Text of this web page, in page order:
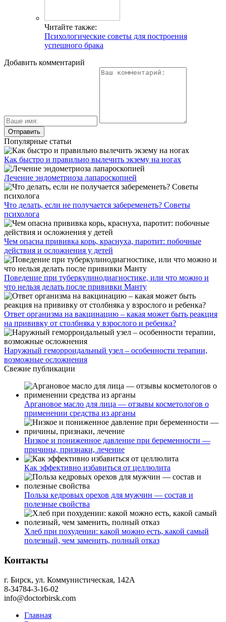
Читайте также:
Психологические советы для построения
успешного брака
Добавить комментарий
Популярные статьи
Как быстро и правильно вылечить экзему на ногах
Лечение эндометриоза лапароскопией
Что делать, если не получается забеременеть? Советы
психолога
Чем опасна прививка корь, краснуха, паротит: побочные
действия и осложнения у детей
Поведение при туберкулинодиагностике, или что можно и
что нельзя делать после прививки Манту
Ответ организма на вакцинацию – какая может быть реакция
на прививку от столбняка у взрослого и ребенка?
Наружный геморроидальный узел – особенности терапии,
возможные осложнения
Свежие публикации
Аргановое масло для лица — отзывы косметологов о
применении средства из арганы
Низкое и пониженное давление при беременности —
причины, признаки, лечение
Как эффективно избавиться от целлюлита
Польза кедровых орехов для мужчин — состав и
полезные свойства
Хлеб при похудении: какой можно есть, какой самый
полезный, чем заменить, полный отказ
Контакты
г. Бирск, ул. Коммунистическая, 142А
8-34784-3-16-02
info@doctorbirsk.com
Главная